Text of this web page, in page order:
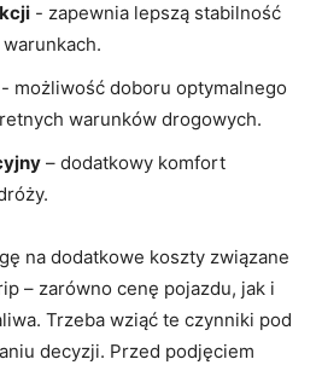
⁤- zapewnia lepszą stabilność
-​ możliwość⁣ doboru optymalnego
warunków drogowych.
– dodatkowy komfort
na dodatkowe koszty​ związane
– zarówno cenę‍ pojazdu, jak i
Trzeba wziąć te czynniki pod
decyzji. Przed podjęciem